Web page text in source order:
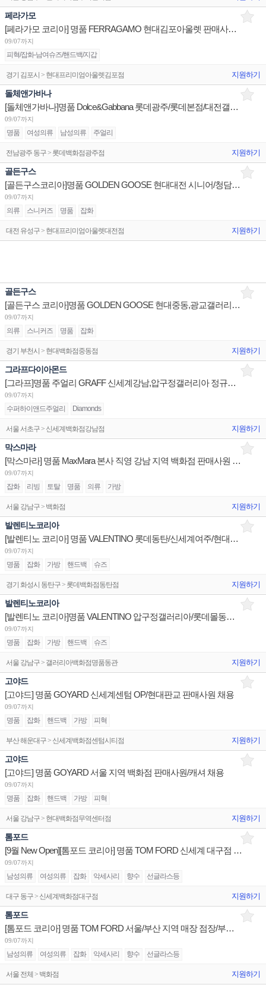
페라가모
[페라가모 코리아] 명품 FERRAGAMO 현대김포아울렛 판매사원 채용
09/07까지
피혁/잡화-남여슈즈/핸드백/지갑
경기 김포시 > 현대프리미엄아울렛김포점 지원하기
돌체앤가바나
[돌체앤가바나]명품 Dolce&Gabbana 롯데광주/롯데본점/대전갤러리아 판매사원 채용
09/07까지
명품 여성의류 남성의류 주얼리
전남광주 동구 > 롯데백화점광주점 지원하기
골든구스
[골든구스코리아]명품 GOLDEN GOOSE 현대대전 시니어/청담플래그십 슈퍼바이저/더현대서울 판매사원,PT
09/07까지
의류 스니커즈 명품 잡화
대전 유성구 > 현대프리미엄아울렛대전점 지원하기
골든구스
[골든구스 코리아]명품 GOLDEN GOOSE 현대중동,광교갤러리아 장기알바/현대충청 슈퍼바이저,판매사원
09/07까지
의류 스니커즈 명품 잡화
경기 부천시 > 현대백화점중동점 지원하기
그라프다이아몬드
[그라프]명품 주얼리 GRAFF 신세계강남,압구정갤러리아 정규직/신라호텔점 5개월 계약직 판매사원 채용
09/07까지
수퍼하이앤드주얼리 Diamonds
서울 서초구 > 신세계백화점강남점 지원하기
막스마라
[막스마라] 명품 MaxMara 본사 직영 강남 지역 백화점 판매사원 채용
09/07까지
잡화 리빙 토탈 명품 의류 가방
서울 강남구 > 백화점 지원하기
발렌티노코리아
[발렌티노 코리아] 명품 VALENTINO 롯데동탄/신세계여주/현대판교 판매사원 채용
09/07까지
명품 잡화 가방 핸드백 슈즈
경기 화성시 동탄구 > 롯데백화점동탄점 지원하기
발렌티노코리아
[발렌티노 코리아]명품 VALENTINO 압구정갤러리아/롯데몰동부산/더현대서울 판매사원 채용
09/07까지
명품 잡화 가방 핸드백 슈즈
서울 강남구 > 갤러리아백화점명품동관 지원하기
고야드
[고야드] 명품 GOYARD 신세계센텀 OP/현대판교 판매사원 채용
09/07까지
명품 잡화 핸드백 가방 피혁
부산 해운대구 > 신세계백화점센텀시티점 지원하기
고야드
[고야드] 명품 GOYARD 서울 지역 백화점 판매사원/캐셔 채용
09/07까지
명품 잡화 핸드백 가방 피혁
서울 강남구 > 현대백화점무역센터점 지원하기
톰포드
[9월 New Open][톰포드 코리아] 명품 TOM FORD 신세계 대구점 점장 채용
09/07까지
남성의류 여성의류 잡화 악세사리 향수 선글라스등
대구 동구 > 신세계백화점대구점 지원하기
톰포드
[톰포드 코리아] 명품 TOM FORD 서울/부산 지역 매장 점장/부점장 채용
09/07까지
남성의류 여성의류 잡화 악세사리 향수 선글라스등
서울 전체 > 백화점 지원하기